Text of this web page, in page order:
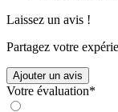
Laissez un avis !
Partagez votre
Ajouter un avis
Votre évaluation*